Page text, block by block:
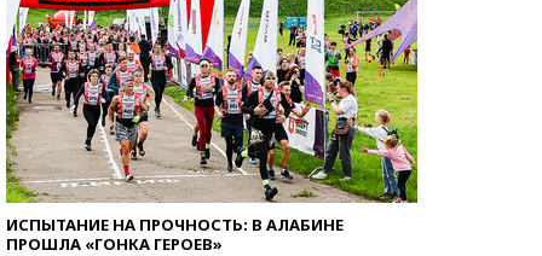
ИСПЫТАНИЕ НА ПРОЧНОСТЬ: В АЛАБИНЕ
ПРОШЛА «ГОНКА ГЕРОЕВ»